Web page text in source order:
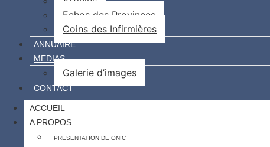
Echos des Provinces
Coins des Infirmières
ANNUAIRE
MEDIAS
Galerie d’images
CONTACT
ACCUEIL
A PROPOS
PRESENTATION DE ONIC